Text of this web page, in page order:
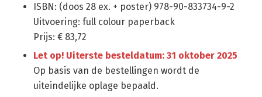
ISBN: (doos 28 ex. + poster) 978-90-833734-9-2
Uitvoering: full colour paperback
Prijs: € 83,72
Let op! Uiterste besteldatum: 31 oktober 2025
Op basis van de bestellingen wordt de
uiteindelijke oplage bepaald.